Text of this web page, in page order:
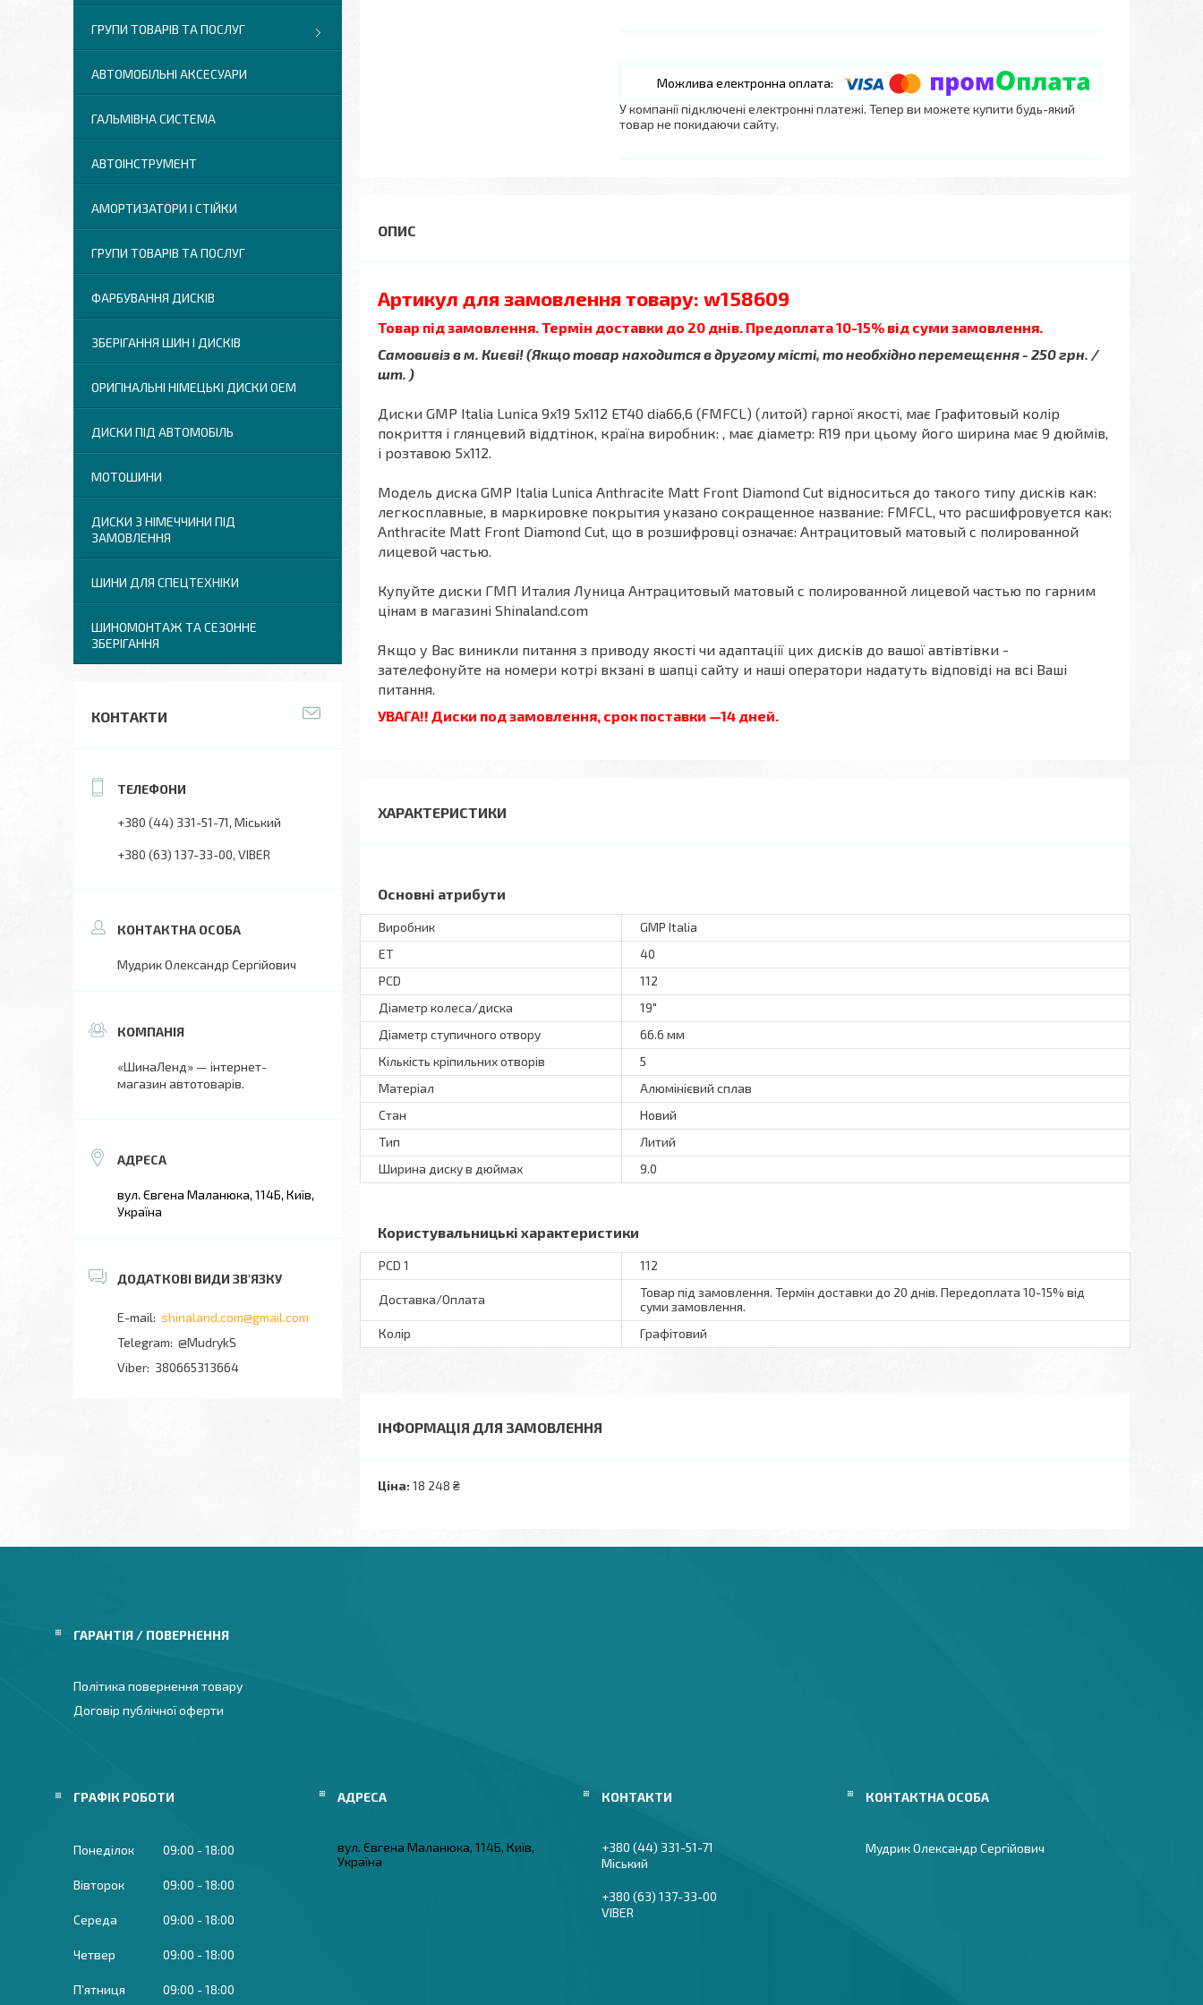
У компанії підключені електронні платежі. Тепер ви можете купити будь-який
товар не покидаючи сайту.
Артикул для замовлення товару: w158609
Товар під замовлення. Термін доставки до 20 днів. Предоплата 10-15% від суми замовлення.
Самовивіз в м. Києві! (Якщо товар находится в другому місті, то необхідно перемещєння - 250 грн. /
шт. )
Диски GMP Italia Lunica 9x19 5x112 ET40 dia66,6 (FMFCL) (литой) гарної якості, має Графитовый колір
покриття і глянцевий віддтінок, країна виробник: , має діаметр: R19 при цьому його ширина має 9 дюймів,
і розтавою 5x112.
Модель диска GMP Italia Lunica Anthracite Matt Front Diamond Cut відноситься до такого типу дисків как:
легкосплавные, в маркировке покрытия указано сокращенное название: FMFCL, что расшифровуется как:
Anthracite Matt Front Diamond Cut, що в розшифровці означає: Антрацитовый матовый с полированной
лицевой частью.
Купуйте диски ГМП Италия Луница Антрацитовый матовый с полированной лицевой частью по гарним
цінам в магазині Shinaland.com
Якщо у Вас виникли питання з приводу якості чи адаптаціії цих дисків до вашої автівтівки -
зателефонуйте на номери котрі вкзані в шапці сайту и наші оператори надатуть відповіді на всі Ваші
питання.
УВАГА!! Диски под замовлення, срок поставки —14 дней.
ХАРАКТЕРИСТИКИ
Основні атрибути
Виробник
GMP Italia
ET
40
PCD
112
Діаметр колеса/диска
19"
Діаметр ступичного отвору
66.6 мм
Кількість кріпильних отворів
5
Матеріал
Алюмінієвий сплав
Стан
Новий
Тип
Литий
Ширина диску в дюймах
9.0
Користувальницькі характеристики
PCD 1 112
Доставка/Оплата
Товар під замовлення. Термін доставки до 20 днів. Передоплата 10-15% від
суми замовлення.
Колір
Графітовий
ІНФОРМАЦІЯ ДЛЯ ЗАМОВЛЕННЯ
Ціна: 18 248 ₴
ГРУПИ ТОВАРІВ ТА ПОСЛУГ
АВТОМОБІЛЬНІ АКСЕСУАРИ
ГАЛЬМІВНА СИСТЕМА
АВТОІНСТРУМЕНТ
АМОРТИЗАТОРИ І СТІЙКИ
ГРУПИ ТОВАРІВ ТА ПОСЛУГ
ФАРБУВАННЯ ДИСКІВ
ЗБЕРІГАННЯ ШИН І ДИСКІВ
ОРИГІНАЛЬНІ НІМЕЦЬКІ ДИСКИ OEM
ДИСКИ ПІД АВТОМОБІЛЬ
МОТОШИНИ
ДИСКИ З НІМЕЧЧИНИ ПІД
ЗАМОВЛЕННЯ
ШИНИ ДЛЯ СПЕЦТЕХНІКИ
ШИНОМОНТАЖ ТА СЕЗОННЕ
ЗБЕРІГАННЯ
КОНТАКТИ
+380 (44) 331-51-71 Міський
+380 (63) 137-33-00 VIBER
Мудрик Олександр Сергійович
«ШинаЛенд» — інтернет-
магазин автотоварів.
вул. Євгена Маланюка, 114Б, Київ,
Україна
shinaland.com@gmail.com
@MudrykS
380665313664
ГАРАНТІЯ / ПОВЕРНЕННЯ
Політика повернення товару
Договір публічної оферти
ГРАФІК РОБОТИ
Понеділок 09:00 18:00
Вівторок 09:00 18:00
Середа 09:00 18:00
Четвер 09:00 18:00
Пʼятниця 09:00 18:00
вул. Євгена Маланюка, 114Б, Київ,
Україна
+380 (44) 331-51-71
Міський
+380 (63) 137-33-00
VIBER
Мудрик Олександр Сергійович